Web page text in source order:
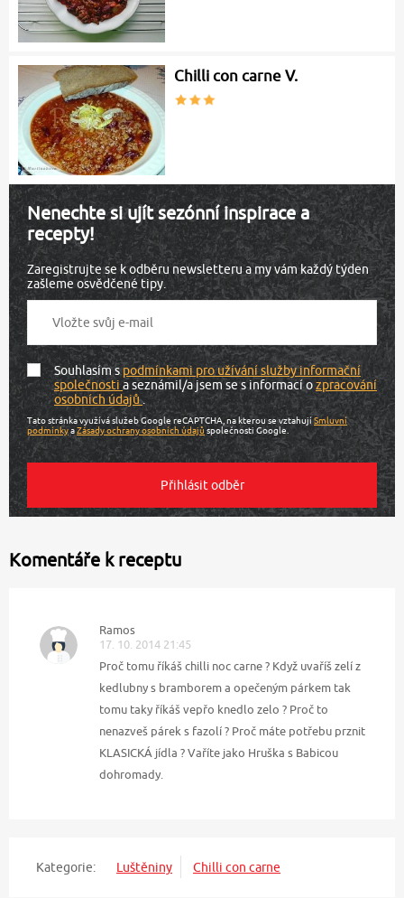
Chilli con carne V.
Nenechte si ujít sezónní inspirace a
recepty!
Zaregistrujte se k odběru newsletteru a my vám každý týden
zašleme osvědčené tipy.
Souhlasím spodmínkami pro užívání služby informační
společnostia seznámil/a jsem se s informací ozpracování
osobních údajů.
Tato stránka využívá služeb Google reCAPTCHA, na kterou se vztahujíSmluvní
podmínkyaZásady ochrany osobních údajů společnosti Google.
Komentáře k receptu
Ramos
17. 10. 2014 21:45
Proč tomu říkáš chilli noc carne ? Když uvaříš zelí z
kedlubny s bramborem a opečeným párkem tak
tomu taky říkáš vepřo knedlo zelo ? Proč to
nenazveš párek s fazolí ? Proč máte potřebu prznit
KLASICKÁ jídla ? Vaříte jako Hruška s Babicou
dohromady.
Kategorie: Luštěniny Chilli con carne